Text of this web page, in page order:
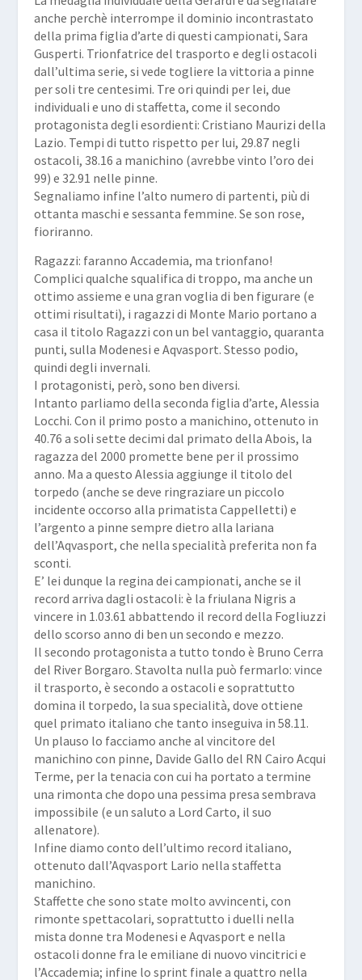
anche perchè interrompe il dominio incontrastato
della prima figlia d’arte di questi campionati, Sara
Gusperti. Trionfatrice del trasporto e degli ostacoli
dall’ultima serie, si vede togliere la vittoria a pinne
per soli tre centesimi. Tre ori quindi per lei, due
individuali e uno di staffetta, come il secondo
protagonista degli esordienti: Cristiano Maurizi della
Lazio. Tempi di tutto rispetto per lui, 29.87 negli
ostacoli, 38.16 a manichino (avrebbe vinto l’oro dei
99) e 32.91 nelle pinne.
Segnaliamo infine l’alto numero di partenti, più di
ottanta maschi e sessanta femmine. Se son rose,
fioriranno.
Ragazzi: faranno Accademia, ma trionfano!
Complici qualche squalifica di troppo, ma anche un
ottimo assieme e una gran voglia di ben figurare (e
ottimi risultati), i ragazzi di Monte Mario portano a
casa il titolo Ragazzi con un bel vantaggio, quaranta
punti, sulla Modenesi e Aqvasport. Stesso podio,
quindi degli invernali.
I protagonisti, però, sono ben diversi.
Intanto parliamo della seconda figlia d’arte, Alessia
Locchi. Con il primo posto a manichino, ottenuto in
40.76 a soli sette decimi dal primato della Abois, la
ragazza del 2000 promette bene per il prossimo
anno. Ma a questo Alessia aggiunge il titolo del
torpedo (anche se deve ringraziare un piccolo
incidente occorso alla primatista Cappelletti) e
l’argento a pinne sempre dietro alla lariana
dell’Aqvasport, che nella specialità preferita non fa
sconti.
E’ lei dunque la regina dei campionati, anche se il
record arriva dagli ostacoli: è la friulana Nigris a
vincere in 1.03.61 abbattendo il record della Fogliuzzi
dello scorso anno di ben un secondo e mezzo.
Il secondo protagonista a tutto tondo è Bruno Cerra
del River Borgaro. Stavolta nulla può fermarlo: vince
il trasporto, è secondo a ostacoli e soprattutto
domina il torpedo, la sua specialità, dove ottiene
quel primato italiano che tanto inseguiva in 58.11.
Un plauso lo facciamo anche al vincitore del
manichino con pinne, Davide Gallo del RN Cairo Acqui
Terme, per la tenacia con cui ha portato a termine
una rimonta che dopo una pessima presa sembrava
impossibile (e un saluto a Lord Carto, il suo
allenatore).
Infine diamo conto dell’ultimo record italiano,
ottenuto dall’Aqvasport Lario nella staffetta
manichino.
Staffette che sono state molto avvincenti, con
rimonte spettacolari, soprattutto i duelli nella
mista donne tra Modenesi e Aqvasport e nella
ostacoli donne fra le emiliane di nuovo vincitrici e
l’Accademia; infine lo sprint finale a quattro nella